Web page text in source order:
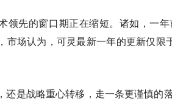
领先的窗口期正在缩短。诸如，一
市场认为，可灵最新一年的更新仅限
还是战略重心转移，走一条更谨慎的